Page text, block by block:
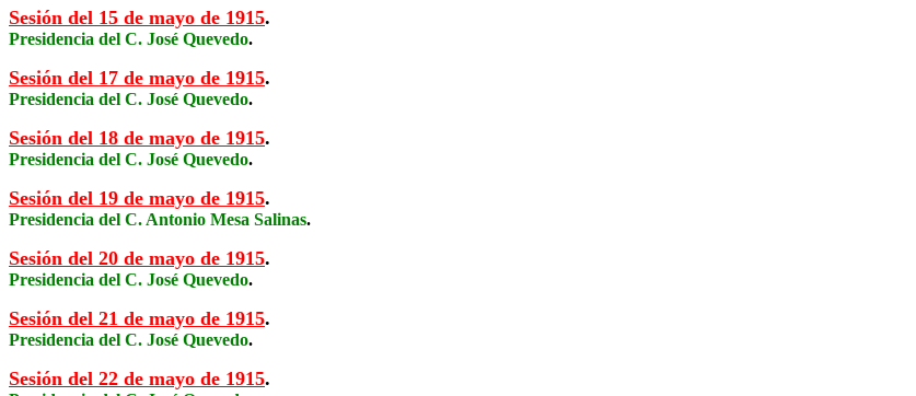
Sesión del 15 de mayo de 1915.
Presidencia del C. José Quevedo.
Sesión del 17 de mayo de 1915.
Presidencia del C. José Quevedo.
Sesión del 18 de mayo de 1915.
Presidencia del C. José Quevedo.
Sesión del 19 de mayo de 1915.
Presidencia del C. Antonio Mesa Salinas.
Sesión del 20 de mayo de 1915.
Presidencia del C. José Quevedo.
Sesión del 21 de mayo de 1915.
Presidencia del C. José Quevedo.
Sesión del 22 de mayo de 1915.